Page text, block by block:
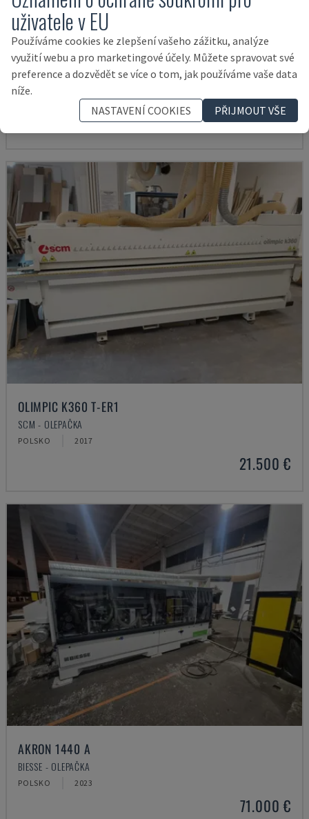
JADE 340
BIESSE - OLEPAČKA
2018 4.832 HOD
27.000 €
OLIMPIC K360 T-ER1
SCM - OLEPAČKA
POLSKO 2017
21.500 €
AKRON 1440 A
BIESSE - OLEPAČKA
POLSKO 2023
71.000 €
uživatele v EU
Používáme cookies ke zlepšení vašeho zážitku, analýze
využití webu a pro marketingové účely. Můžete spravovat své
preference a dozvědět se více o tom, jak používáme vaše data
níže.
NASTAVENÍ COOKIES
PŘIJMOUT VŠE